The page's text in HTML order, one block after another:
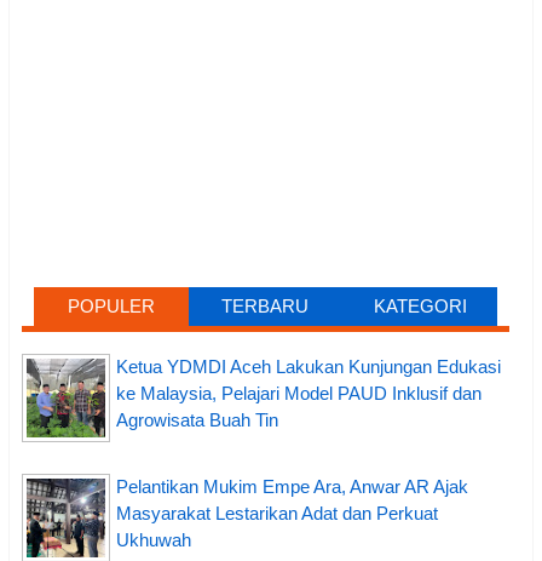
POPULER TERBARU KATEGORI
Ketua YDMDI Aceh Lakukan Kunjungan Edukasi
ke Malaysia, Pelajari Model PAUD Inklusif dan
Agrowisata Buah Tin
Pelantikan Mukim Empe Ara, Anwar AR Ajak
Masyarakat Lestarikan Adat dan Perkuat
Ukhuwah